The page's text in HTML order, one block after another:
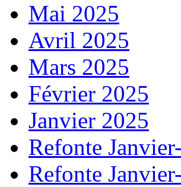
Mai 2025
Avril 2025
Mars 2025
Février 2025
Janvier 2025
Refonte
Refonte